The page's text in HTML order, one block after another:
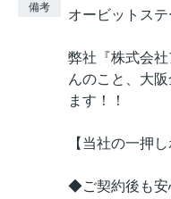
備考 オービットス
弊社『株式会
んのこと、大
ます！！
【当社の一押し
◆ご契約後も安